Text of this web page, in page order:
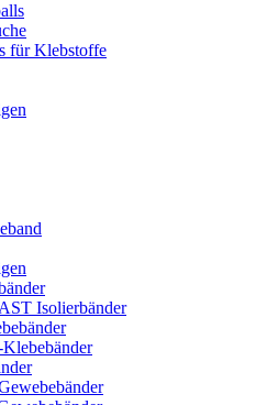
für Klebstoffe
Isolierbänder